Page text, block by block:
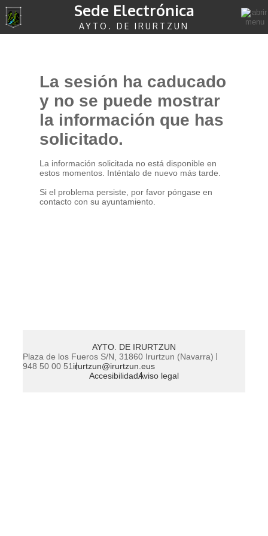
Sede Electrónica
AYTO. DE IRURTZUN
La sesión ha caducado
y no se puede mostrar
la información que has
solicitado.
La información solicitada no está disponible en
estos momentos. Inténtalo de nuevo más tarde.
Si el problema persiste, por favor póngase en
contacto con su ayuntamiento.
AYTO. DE IRURTZUN
Plaza de los Fueros S/N, 31860 Irurtzun (Navarra)
948 50 00 51 irurtzun@irurtzun.eus
AccesibilidadAviso legal